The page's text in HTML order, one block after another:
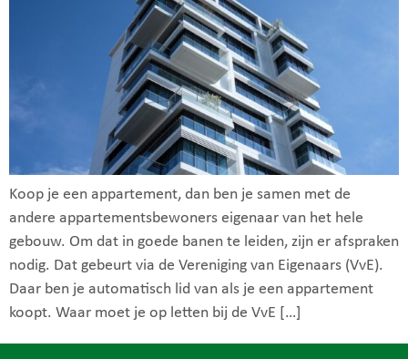
Koop je een appartement, dan ben je samen met de
andere appartementsbewoners eigenaar van het hele
gebouw. Om dat in goede banen te leiden, zijn er afspraken
nodig. Dat gebeurt via de Vereniging van Eigenaars (VvE).
Daar ben je automatisch lid van als je een appartement
koopt. Waar moet je op letten bij de VvE […]